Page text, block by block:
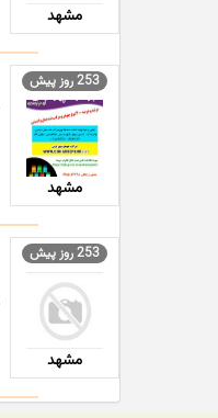
مشهد
253 روز پیش
مشهد
253 روز پیش
مشهد